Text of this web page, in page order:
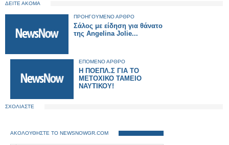
ΔΕΙΤΕ ΑΚΟΜΑ
ΠΡΟΗΓΟΥΜΕΝΟ ΑΡΘΡΟ
Σάλος με είδηση για θάνατο
της Angelina Jolie...
ΕΠΟΜΕΝΟ ΑΡΘΡΟ
Η ΠΟΕΠΛ.Σ ΓΙΑ ΤΟ
ΜΕΤΟΧΙΚΟ ΤΑΜΕΙΟ
ΝΑΥΤΙΚΟΥ!
ΣΧΟΛΙΑΣΤΕ
ΑΚΟΛΟΥΘΗΣΤΕ ΤΟ NEWSNOWGR.COM